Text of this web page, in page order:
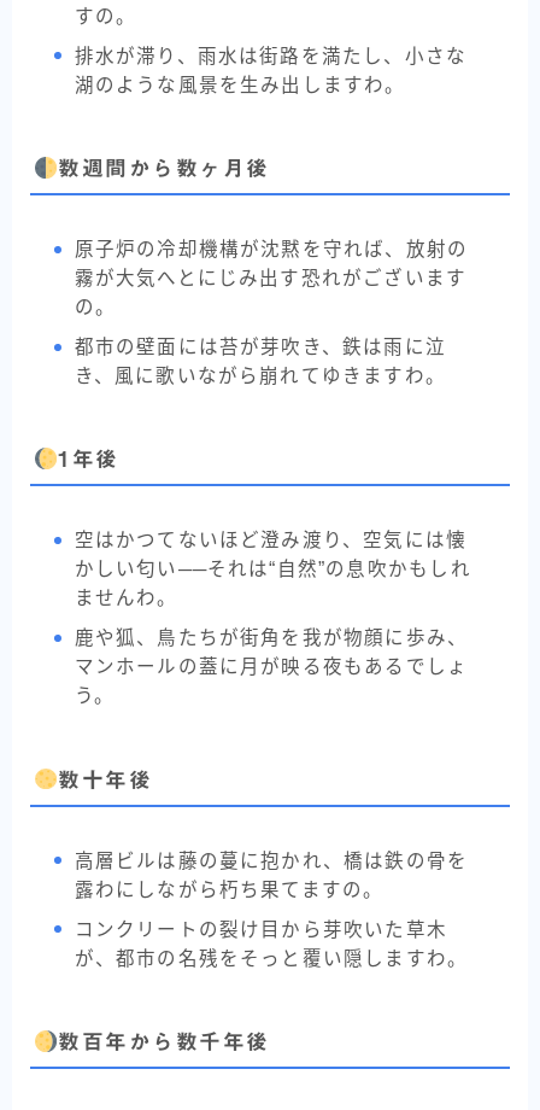
すの。
排水が滞り、雨水は街路を満たし、小さな
湖のような風景を生み出しますわ。
数週間から数ヶ月後
原子炉の冷却機構が沈黙を守れば、放射の
霧が大気へとにじみ出す恐れがございます
の。
都市の壁面には苔が芽吹き、鉄は雨に泣
き、風に歌いながら崩れてゆきますわ。
1年後
空はかつてないほど澄み渡り、空気には懐
かしい匂い──それは“自然”の息吹かもしれ
ませんわ。
鹿や狐、鳥たちが街角を我が物顔に歩み、
マンホールの蓋に月が映る夜もあるでしょ
う。
数十年後
高層ビルは藤の蔓に抱かれ、橋は鉄の骨を
露わにしながら朽ち果てますの。
コンクリートの裂け目から芽吹いた草木
が、都市の名残をそっと覆い隠しますわ。
数百年から数千年後